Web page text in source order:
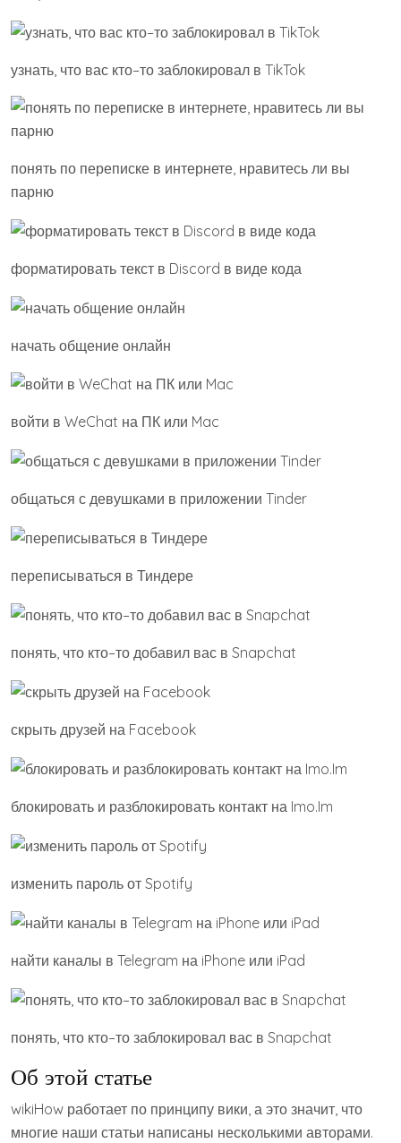
узнать, что вас кто–то заблокировал в TikTok
понять по переписке в интернете, нравитесь ли вы
парню
форматировать текст в Discord в виде кода
начать общение онлайн
войти в WeChat на ПК или Mac
общаться с девушками в приложении Tinder
переписываться в Тиндере
понять, что кто–то добавил вас в Snapchat
скрыть друзей на Facebook
блокировать и разблокировать контакт на Imo.Im
изменить пароль от Spotify
найти каналы в Telegram на iPhone или iPad
понять, что кто–то заблокировал вас в Snapchat
Об этой статье
wikiHow работает по принципу вики, а это значит, что
многие наши статьи написаны несколькими авторами.